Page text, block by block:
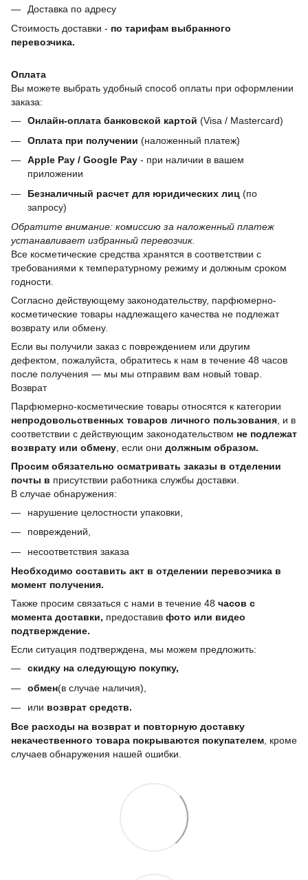
Доставка по адресу
Стоимость доставки - по тарифам выбранного
перевозчика.
Оплата
Вы можете выбрать удобный способ оплаты при оформлении
заказа:
Онлайн-оплата банковской картой (Visa / Mastercard)
Оплата при получении (наложенный платеж)
Apple Pay / Google Pay - при наличии в вашем
приложении
Безналичный расчет для юридических лиц (по
запросу)
Обратите внимание: комиссию за наложенный платеж
устанавливает избранный перевозчик.
Все косметические средства хранятся в соответствии с
требованиями к температурному режиму и должным сроком
годности.
Согласно действующему законодательству, парфюмерно-
косметические товары надлежащего качества не подлежат
возврату или обмену.
Если вы получили заказ с повреждением или другим
дефектом, пожалуйста, обратитесь к нам в течение 48 часов
после получения — мы мы отправим вам новый товар.
Возврат
Парфюмерно-косметические товары относятся к категории
непродовольственных товаров личного пользования , и в
соответствии с действующим законодательством не подлежат
возврату или обмену , если они должным образом.
Просим обязательно осматривать заказы в отделении
почты в присутствии работника службы доставки.
В случае обнаружения:
нарушение целостности упаковки,
повреждений,
несоответствия заказа
Необходимо составить акт в отделении перевозчика в
момент получения.
Также просим связаться с нами в течение 48 часов с
момента доставки, предоставив фото или видео
подтверждение.
Если ситуация подтверждена, мы можем предложить:
скидку на следующую покупку,
обмен(в случае наличия),
или возврат средств.
Все расходы на возврат и повторную доставку
некачественного товара покрываются покупателем, кроме
случаев обнаружения нашей ошибки.